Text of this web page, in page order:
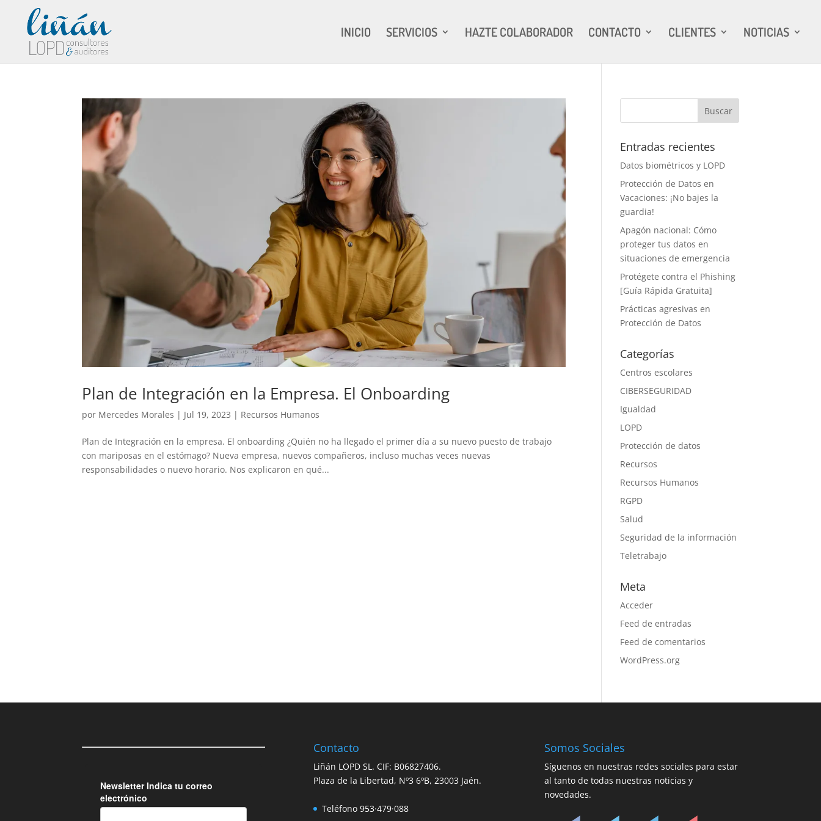
INICIO SERVICIOS HAZTE COLABORADOR CONTACTO CLIENTES NOTICIAS
Plan de Integración en la Empresa. El Onboarding
por Mercedes Morales | Jul 19, 2023 | Recursos Humanos
Plan de Integración en la empresa. El onboarding ¿Quién no ha llegado el primer día a su nuevo puesto de trabajo
con mariposas en el estómago? Nueva empresa, nuevos compañeros, incluso muchas veces nuevas
responsabilidades o nuevo horario. Nos explicaron en qué...
Entradas recientes
Datos biométricos y LOPD
Protección de Datos en
Vacaciones: ¡No bajes la
guardia!
Apagón nacional: Cómo
proteger tus datos en
situaciones de emergencia
Protégete contra el Phishing
[Guía Rápida Gratuita]
Prácticas agresivas en
Protección de Datos
Categorías
Centros escolares
CIBERSEGURIDAD
Igualdad
LOPD
Protección de datos
Recursos
Recursos Humanos
RGPD
Salud
Seguridad de la información
Teletrabajo
Meta
Acceder
Feed de entradas
Feed de comentarios
WordPress.org
Contacto
Liñán LOPD SL. CIF: B06827406.
Plaza de la Libertad, Nº3 6ºB, 23003 Jaén.
Teléfono 953·479·088
Somos Sociales
Síguenos en nuestras redes sociales para estar
al tanto de todas nuestras noticias y
novedades.